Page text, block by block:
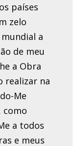
países
zelo
a
de meu
a Obra
realizar na
Me
como
a todos
e meus